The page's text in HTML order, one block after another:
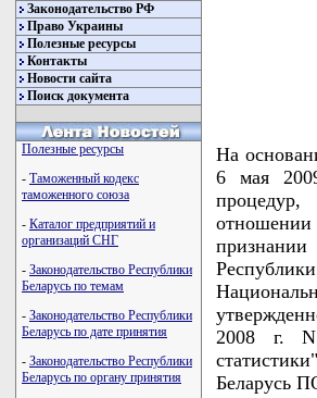
Законодательство РФ
Право Украины
Полезные ресурсы
Контакты
Новости сайта
Поиск документа
Полезные ресурсы
- Таможенный кодекс
таможенного союза
- Каталог предприятий и
организаций СНГ
- Законодательство Республики
Беларусь по темам
- Законодательство Республики
Беларусь по дате принятия
- Законодательство Республики
Беларусь по органу принятия
На
6 мая
процедур,
2008 г. N
Беларусь